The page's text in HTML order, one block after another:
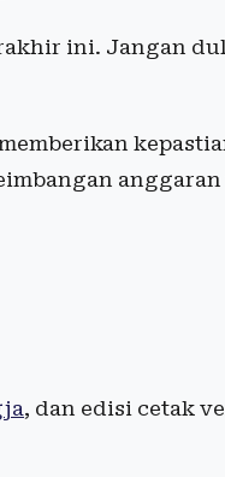
ini. Jangan
, dan edisi cetak